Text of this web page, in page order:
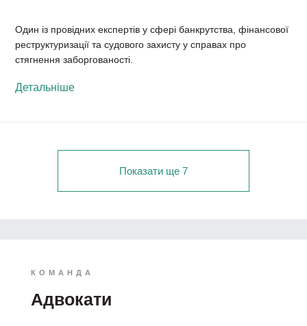
Один із провідних експертів у сфері банкрутства, фінансової
реструктуризації та судового захисту у справах про
стягнення заборгованості.
Детальніше
Показати ще 7
КОМАНДА
Адвокати